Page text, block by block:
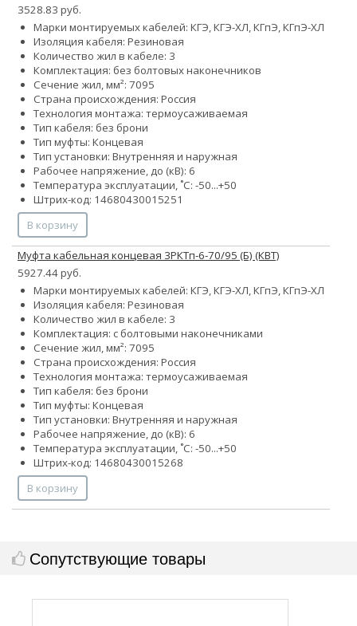
3528.83 руб.
Марки монтируемых кабелей: КГЭ, КГЭ-ХЛ, КГпЭ, КГпЭ-ХЛ
Изоляция кабеля: Резиновая
Количество жил в кабеле: 3
Комплектация: без болтовых наконечников
Сечение жил, мм²: 7095
Страна происхождения: Россия
Технология монтажа: термоусаживаемая
Тип кабеля: без брони
Тип муфты: Концевая
Тип установки: Внутренняя и наружная
Рабочее напряжение, до (кВ): 6
Температура эксплуатации, ˚С: -50...+50
Штрих-код: 14680430015251
В корзину
Муфта кабельная концевая 3РКТп-6-70/95 (Б) (КВТ)
5927.44 руб.
Марки монтируемых кабелей: КГЭ, КГЭ-ХЛ, КГпЭ, КГпЭ-ХЛ
Изоляция кабеля: Резиновая
Количество жил в кабеле: 3
Комплектация: с болтовыми наконечниками
Сечение жил, мм²: 7095
Страна происхождения: Россия
Технология монтажа: термоусаживаемая
Тип кабеля: без брони
Тип муфты: Концевая
Тип установки: Внутренняя и наружная
Рабочее напряжение, до (кВ): 6
Температура эксплуатации, ˚С: -50...+50
Штрих-код: 14680430015268
В корзину
Сопутствующие товары